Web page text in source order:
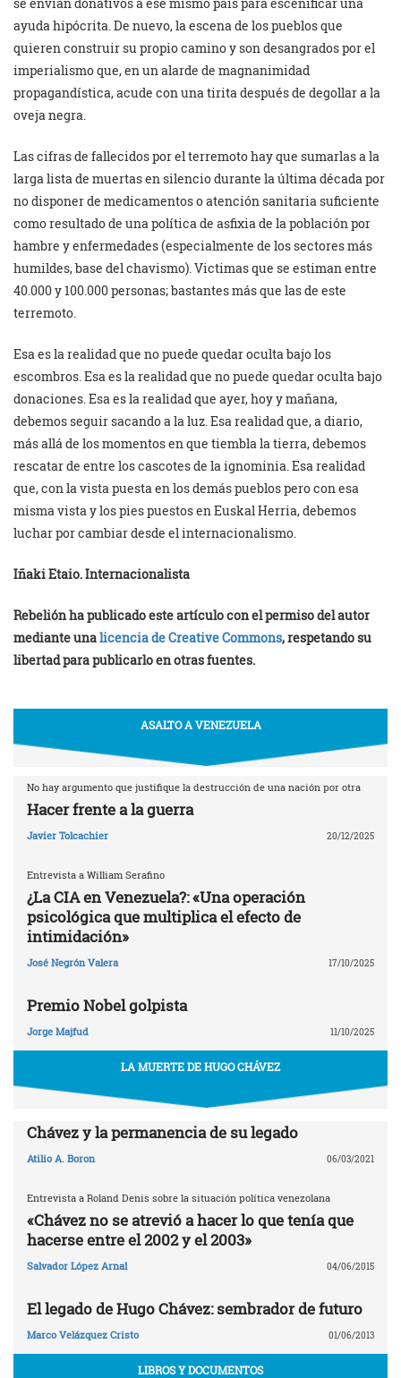
ayuda hipócrita. De nuevo, la escena de los pueblos que
quieren construir su propio camino y son desangrados por el
imperialismo que, en un alarde de magnanimidad
propagandística, acude con una tirita después de degollar a la
oveja negra.
Las cifras de fallecidos por el terremoto hay que sumarlas a la
larga lista de muertas en silencio durante la última década por
no disponer de medicamentos o atención sanitaria suficiente
como resultado de una política de asfixia de la población por
hambre y enfermedades (especialmente de los sectores más
humildes, base del chavismo). Victimas que se estiman entre
40.000 y 100.000 personas; bastantes más que las de este
terremoto.
Esa es la realidad que no puede quedar oculta bajo los
escombros. Esa es la realidad que no puede quedar oculta bajo
donaciones. Esa es la realidad que ayer, hoy y mañana,
debemos seguir sacando a la luz. Esa realidad que, a diario,
más allá de los momentos en que tiembla la tierra, debemos
rescatar de entre los cascotes de la ignominia. Esa realidad
que, con la vista puesta en los demás pueblos pero con esa
misma vista y los pies puestos en Euskal Herria, debemos
luchar por cambiar desde el internacionalismo.
Iñaki Etaio. Internacionalista
Rebelión ha publicado este artículo con el permiso del autor
mediante unalicencia de Creative Commons, respetando su
libertad para publicarlo en otras fuentes.
ASALTO A VENEZUELA
No hay argumento que justifique la destrucción de una nación por otra
Hacer frente a la guerra
Javier Tolcachier 20/12/2025
Entrevista a William Serafino
¿La CIA en Venezuela?: «Una operación
psicológica que multiplica el efecto de
intimidación»
José Negrón Valera 17/10/2025
Premio Nobel golpista
Jorge Majfud 11/10/2025
LA MUERTE DE HUGO CHÁVEZ
Chávez y la permanencia de su legado
Atilio A. Boron 06/03/2021
Entrevista a Roland Denis sobre la situación política venezolana
«Chávez no se atrevió a hacer lo que tenía que
hacerse entre el 2002 y el 2003»
Salvador López Arnal 04/06/2015
El legado de Hugo Chávez: sembrador de futuro
Marco Velázquez Cristo 01/06/2013
LIBROS Y DOCUMENTOS